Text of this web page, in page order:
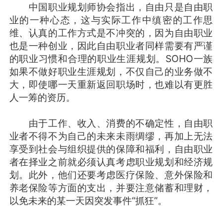
中国职业规划师协会指出，自由只是自由职
业的一种心态，这与实际工作中缜密的工作思
维、认真的工作方式是不冲突的，因为自由职业
也是一种创业，因此自由职业者同样需要有严谨
的职业习惯和合理的职业生涯规划。SOHO一族
如果不做好职业生涯规划，不仅自己的业务做不
大，即使哪一天重新返回职场时，也难以有更胜
人一筹的资历。
由于工作、收入、消费的不确定性，自由职
业者不得不为自己的未来未雨绸缪，再加上无法
享受到社会与组织提供的保障和福利，自由职业
者在择业之前就必须认真考虑职业规划和经济规
划。此外，他们还要考虑医疗保险、意外保险和
养老保险等方面的支出，并要注意储蓄和理财，
以免未来的某一天因突发事件“抓狂”。